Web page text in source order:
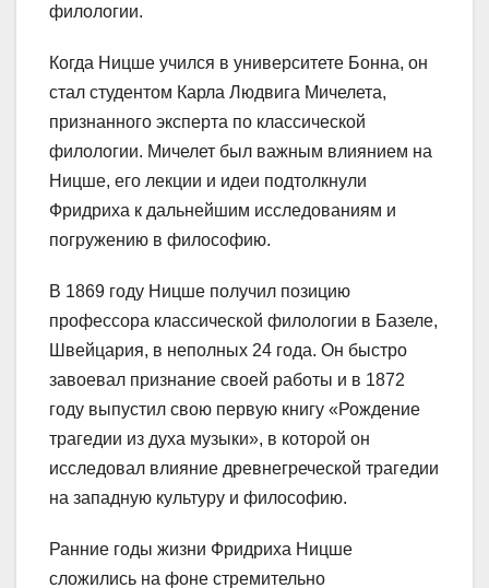
филологии.
Когда Ницше учился в университете Бонна, он
стал студентом Карла Людвига Мичелета,
признанного эксперта по классической
филологии. Мичелет был важным влиянием на
Ницше, его лекции и идеи подтолкнули
Фридриха к дальнейшим исследованиям и
погружению в философию.
В 1869 году Ницше получил позицию
профессора классической филологии в Базеле,
Швейцария, в неполных 24 года. Он быстро
завоевал признание своей работы и в 1872
году выпустил свою первую книгу «Рождение
трагедии из духа музыки», в которой он
исследовал влияние древнегреческой трагедии
на западную культуру и философию.
Ранние годы жизни Фридриха Ницше
сложились на фоне стремительно